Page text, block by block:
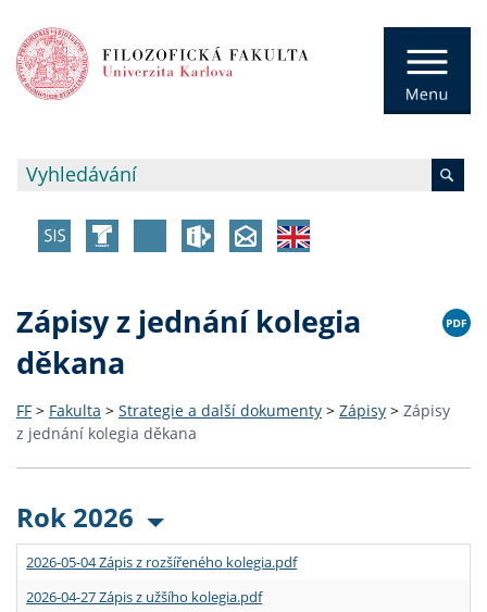
Zápisy z jednání kolegia
děkana
FF > Fakulta > Strategie a další dokumenty > Zápisy > Zápisy
z jednání kolegia děkana
Rok 2026
2026-05-04 Zápis z rozšířeného kolegia.pdf
2026-04-27 Zápis z užšího kolegia.pdf